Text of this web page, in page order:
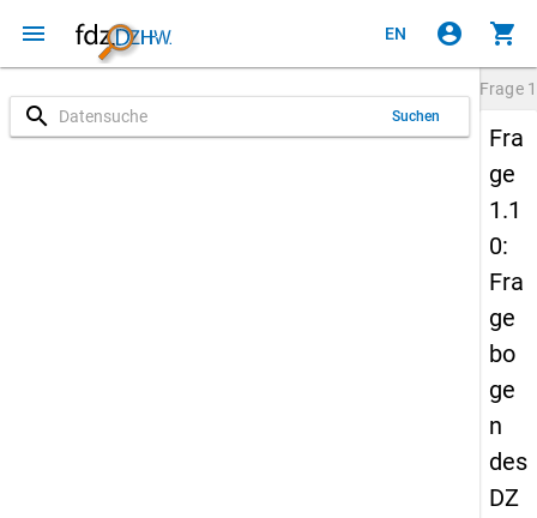
menu EN account_circle shopping_cart
search Suchen
Frage
Fra
ge
1.1
0:
Fra
ge
bo
ge
n
des
DZ